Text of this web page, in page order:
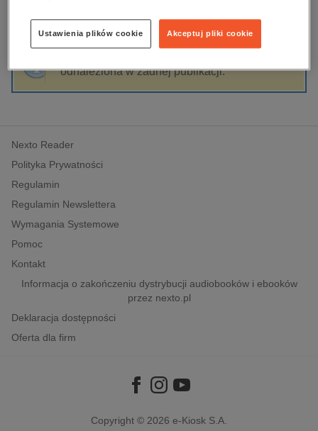
dzienniki
edukacja
hobby, sport, rozrywka
komputery, internet, technologie, informatyka
polityka, społeczno-informacyjne
psychologiczne
inne
popularno-naukowe
historia
Sortowanie Filtrowanie
odnaleziona w żadnej publikacji.
Nexto Reader
Polityka Prywatności
Regulamin
Regulamin Newslettera
Wymagania Systemowe
Pomoc
Kontakt
Informacja o zakończeniu dystrybucji audiobooków i ebooków
przez nexto.pl
Deklaracja dostępności
Oferta dla firm
Copyright © 2026 e-Kiosk S.A.
Akceptuj pliki cookie
Ustawienia plików cookie